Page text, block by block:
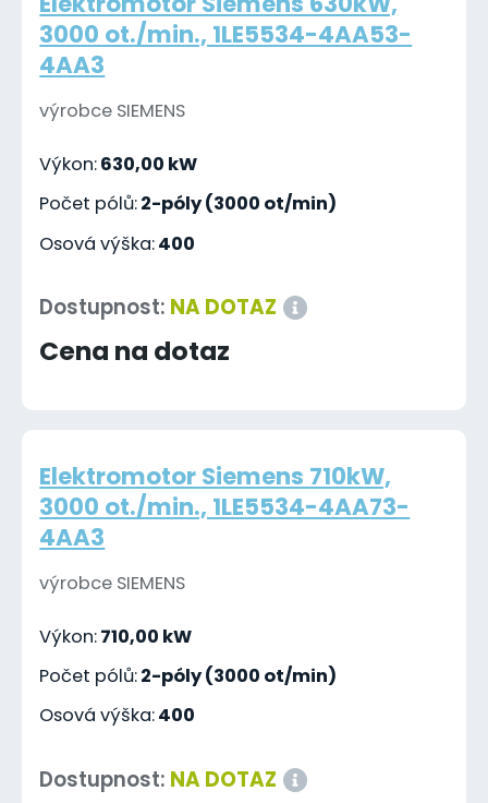
3000 ot./min., 1LE5534-4AA53-
4AA3
výrobce SIEMENS
Výkon:630,00 kW
Počet pólů:2-póly (3000 ot/min)
Osová výška:400
Dostupnost: NA DOTAZ
Cena na dotaz
Elektromotor Siemens 710kW,
3000 ot./min., 1LE5534-4AA73-
4AA3
výrobce SIEMENS
Výkon:710,00 kW
Počet pólů:2-póly (3000 ot/min)
Osová výška:400
Dostupnost: NA DOTAZ